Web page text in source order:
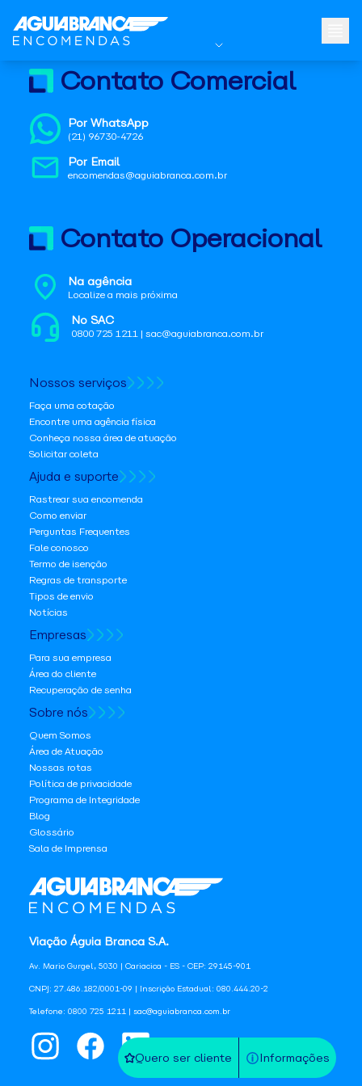
Quero ser cliente Informações
Viação Águia Branca S.A.
Av. Mario Gurgel, 5030 | Cariacica - ES - CEP: 29145-901
CNPJ: 27.486.182/0001-09 | Inscrição Estadual: 080.444.20-2
Telefone: 0800 725 1211 | sac@aguiabranca.com.br
Contato Comercial
Por WhatsApp
(21) 96730-4726
Por Email
encomendas@aguiabranca.com.br
Contato Operacional
Na agência
Localize a mais próxima
No SAC
0800 725 1211 | sac@aguiabranca.com.br
Nossos serviços
Faça uma cotação
Encontre uma agência física
Conheça nossa área de atuação
Solicitar coleta
Ajuda e suporte
Rastrear sua encomenda
Como enviar
Perguntas Frequentes
Fale conosco
Termo de isenção
Regras de transporte
Tipos de envio
Notícias
Empresas
Para sua empresa
Área do cliente
Recuperação de senha
Sobre nós
Quem Somos
Área de Atuação
Nossas rotas
Política de privacidade
Programa de Integridade
Blog
Glossário
Sala de Imprensa